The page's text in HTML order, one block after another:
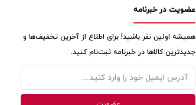
عضویت در خبرنامه
همیشه اولین نفر باشید! برای اطلاع از آخرین تخفیف‌ها و
جدیدترین کالاها در خبرنامه ثبت‌نام کنید.